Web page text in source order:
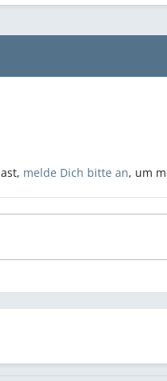
melde Dich bitte an, um